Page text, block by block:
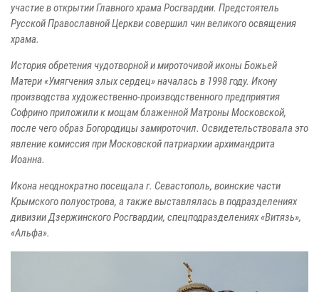
участие в открытии Главного храма Росгвардии. Предстоятель
Русской Православной Церкви совершил чин великого освящения
храма.
История обретения чудотворной и мироточивой иконы Божьей
Матери «Умягчения злых сердец» началась в 1998 году. Икону
производства художественно-производственного предприятия
Софрино приложили к мощам блаженной Матроны Московской,
после чего образ Богородицы замироточил. Освидетельствовала это
явление комиссия при Московской патриархии архимандрита
Иоанна.
Икона неоднократно посещала г. Севастополь, воинские части
Крымского полуострова, а также выставлялась в подразделениях
дивизии Дзержинского Росгвардии, спецподразделениях «Витязь»,
«Альфа».